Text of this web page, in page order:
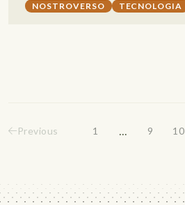
NOSTROVERSO
TECNOLOGIA
Previous 1 ... 9 10